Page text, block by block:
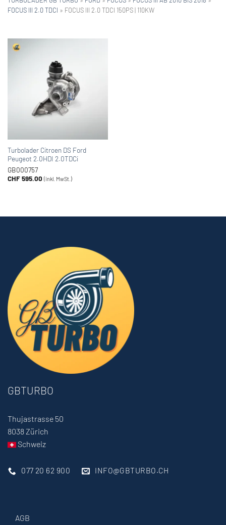
FOCUS III 2.0 TDCI » FOCUS III 2.0 TDCI 150PS | 110KW
Turbolader Citroen DS Ford
Peugeot 2.0HDI 2.0TDCi
GB000757
CHF595.00 (inkl. MwSt.)
GBTURBO
Thujastrasse 50
8038 Zürich
Schweiz
077 20 62 900 INFO@GBTURBO.CH
AGB